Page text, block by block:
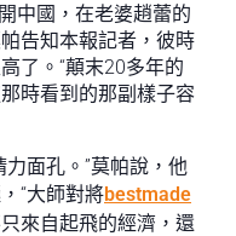
中國，在老婆趙蕾的
告知本報記者，彼時
了。“顛末20多年的
時看到的那副樣子容
面孔。”莫帕說，他
“大師對將bestmade
來自起飛的經濟，還